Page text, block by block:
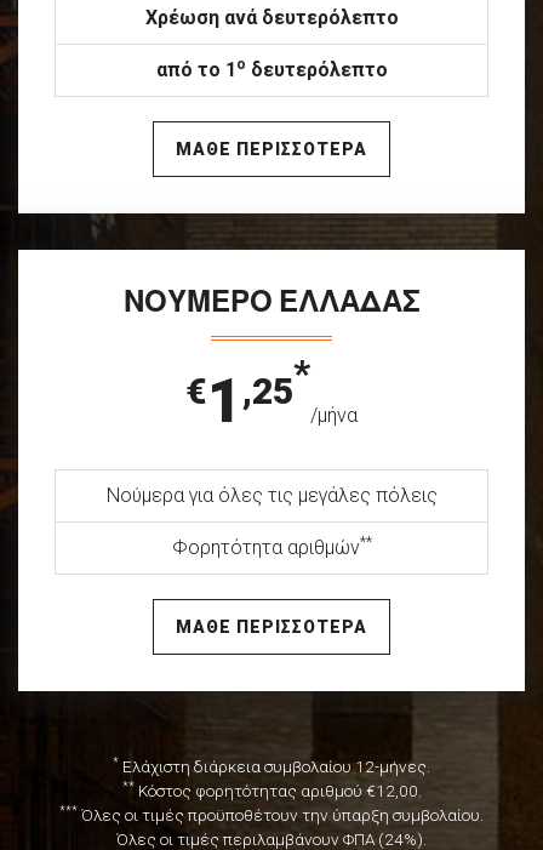
Χρέωση ανά δευτερόλεπτο
από το 1 ο δευτερόλεπτο
ΜΑΘΕ ΠΕΡΙΣΣΟΤΕΡΑ
ΝΟΥΜΕΡΟ ΕΛΛΑΔΑΣ
€1 ,25*
/μήνα
Νούμερα για όλες τις μεγάλες πόλεις
Φορητότητα αριθμών**
ΜΑΘΕ ΠΕΡΙΣΣΟΤΕΡΑ
* Ελάχιστη διάρκεια συμβολαίου 12-μήνες.
** Κόστος φορητότητας αριθμού €12,00.
*** Όλες οι τιμές προϋποθέτουν την ύπαρξη συμβολαίου.
Όλες οι τιμές περιλαμβάνουν ΦΠΑ (24%).